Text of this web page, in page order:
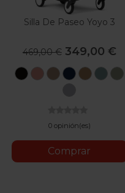
Silla De Paseo Yoyo 3
469,00 € 349,00 €
BlackGingerTaupe
Air
Toffee
0 opinión(es)
Comprar